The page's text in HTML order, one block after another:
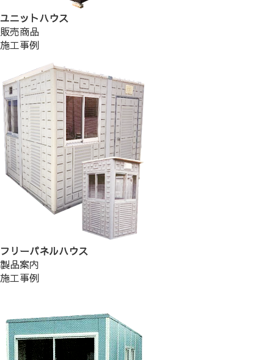
ユニットハウス
販売商品
施工事例
フリーパネルハウス
製品案内
施工事例